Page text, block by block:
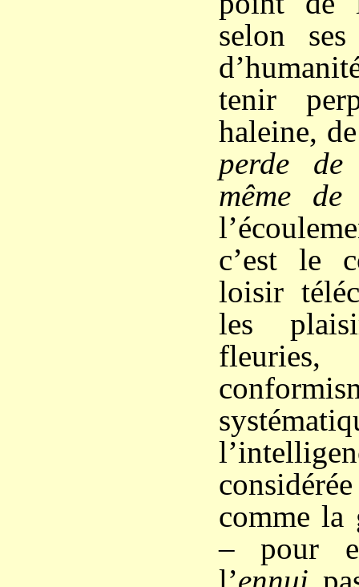
selon
tenir
haleine,
perde
même de
c’est le
loisir
les
comme la
– pour